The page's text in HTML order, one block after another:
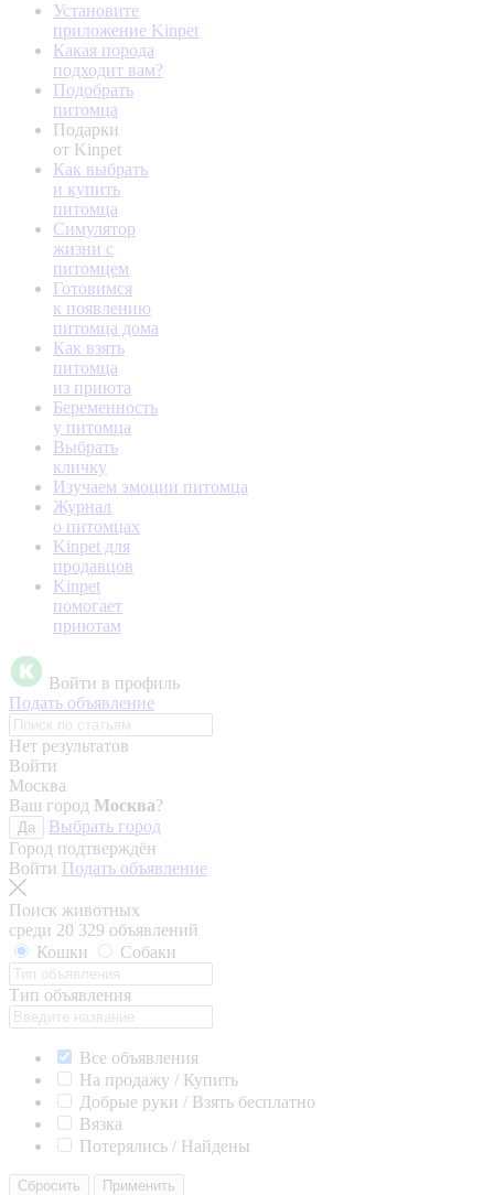
Установите
приложение Kinpet
Какая порода
подходит вам?
Подобрать
питомца
Подарки
от Kinpet
Как выбрать
и купить
питомца
Симулятор
жизни с
питомцем
Готовимся
к появлению
питомца дома
Как взять
питомца
из приюта
Беременность
у питомца
Выбрать
кличку
Изучаем эмоции питомца
Журнал
о питомцах
Kinpet для
продавцов
Kinpet
помогает
приютам
Войти в профиль
Подать объявление
Нет результатов
Войти
Москва
Ваш город Москва?
Да
Выбрать город
Город подтверждён
Войти Подать объявление
Поиск животных
среди 20 329 объявлений
Кошки
Собаки
Тип объявления
Все объявления
На продажу / Купить
Добрые руки / Взять бесплатно
Вязка
Потерялись / Найдены
Сбросить Применить